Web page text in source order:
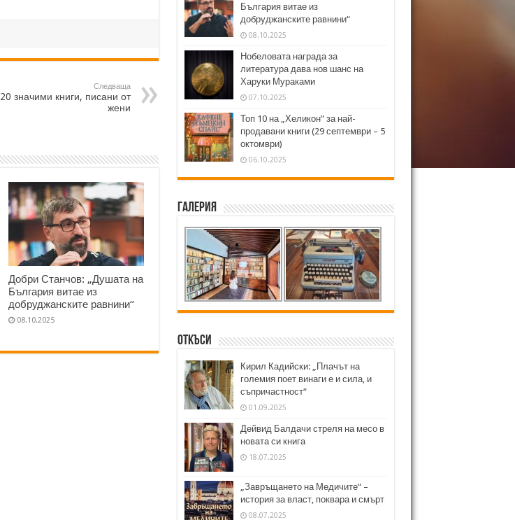
Следваща
20 значими книги, писани от
жени
Добри Станчов: „Душата на
България витае из
добруджанските равнини“
08.10.2025
България витае из
добруджанските равнини“
08.10.2025
Нобеловата награда за
литература дава нов шанс на
Харуки Мураками
07.10.2025
Топ 10 на „Хеликон” за най-
продавани книги (29 септември – 5
октомври)
06.10.2025
Галерия
Откъси
Кирил Кадийски: „Плачът на
големия поет винаги е и сила, и
съпричастност“
01.09.2025
Дейвид Балдачи стреля на месо в
новата си книга
18.07.2025
„Завръщането на Медичите“ –
история за власт, поквара и смърт
08.07.2025